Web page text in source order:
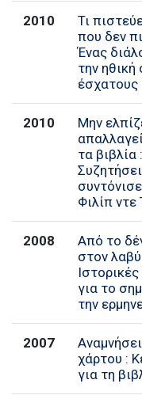
2010
Τι
που δεν
Ένας
την ηθική
έσχατους
2010
Μην
τα βιβλία :
Φιλίπ ντε
2008
Από το
στον
για το
την
2007
χάρτου :
για τη